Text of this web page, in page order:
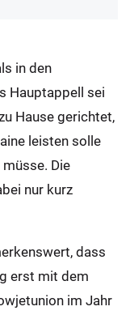
in den
Hauptappell sei
Hause gerichtet,
leisten solle
Die
nur kurz
dass
erst mit dem
im Jahr